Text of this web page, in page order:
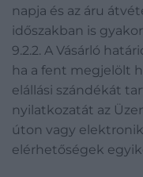
napja és az áru
időszakban is
9.2.2. A Vásárló
ha a fent megjelölt
elállási szándékát
nyilatkozatát az
úton vagy
elérhetőségek